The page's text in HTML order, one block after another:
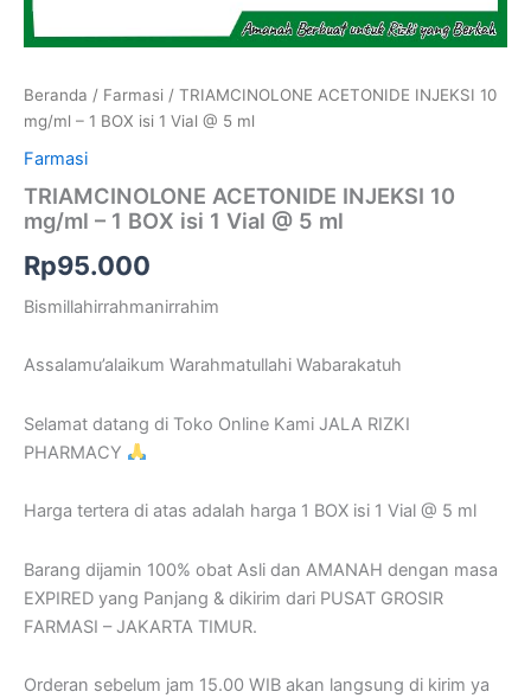
Beranda / Farmasi / TRIAMCINOLONE ACETONIDE INJEKSI 10
mg/ml – 1 BOX isi 1 Vial @ 5 ml
Farmasi
TRIAMCINOLONE ACETONIDE INJEKSI 10
mg/ml – 1 BOX isi 1 Vial @ 5 ml
Rp95.000
Bismillahirrahmanirrahim
Assalamu’alaikum Warahmatullahi Wabarakatuh
Selamat datang di Toko Online Kami JALA RIZKI
PHARMACY
Harga tertera di atas adalah harga 1 BOX isi 1 Vial @ 5 ml
Barang dijamin 100% obat Asli dan AMANAH dengan masa
EXPIRED yang Panjang & dikirim dari PUSAT GROSIR
FARMASI – JAKARTA TIMUR.
Orderan sebelum jam 15.00 WIB akan langsung di kirim ya